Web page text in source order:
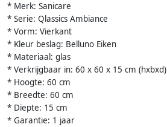
* Merk: Sanicare
* Serie: Qlassics Ambiance
* Vorm: Vierkant
* Kleur beslag: Belluno Eiken
* Materiaal: glas
* Verkrijgbaar in: 60 x 60 x 15 cm (hxbxd)
* Hoogte: 60 cm
* Breedte: 60 cm
* Diepte: 15 cm
* Garantie: 1 jaar